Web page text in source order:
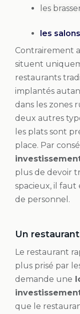
les
les
Contrairement
situent
restaurants
implantés
dans les zones
deux autres
les plats sont
place. Par
plus de devoir
spacieux, il
de personnel.
Un
Le restaurant
plus prisé par
demande une
que le